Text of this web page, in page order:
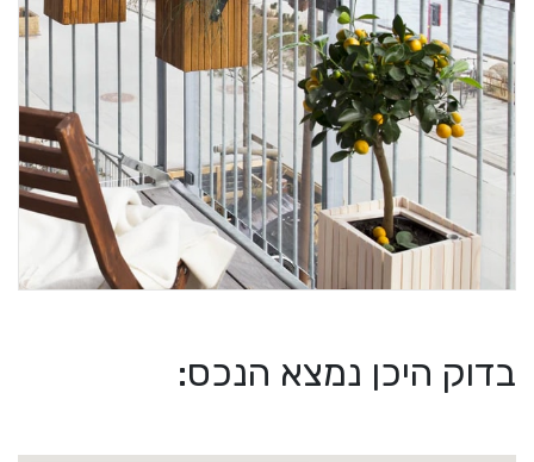
בדוק היכן נמצא הנכס: